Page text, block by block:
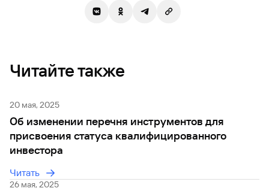
Читайте также
20 мая, 2025
Об изменении перечня инструментов для
присвоения статуса квалифицированного
инвестора
Читать
26 мая, 2025